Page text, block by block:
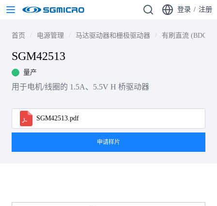
登录 / 注册
首页 电源管理 马达驱动器和栅极驱动器 有刷直流 (BDC)
SGM42513
量产
用于电机/线圈的 1.5A、5.5V H 桥驱动器
SGM42513.pdf
申请样片